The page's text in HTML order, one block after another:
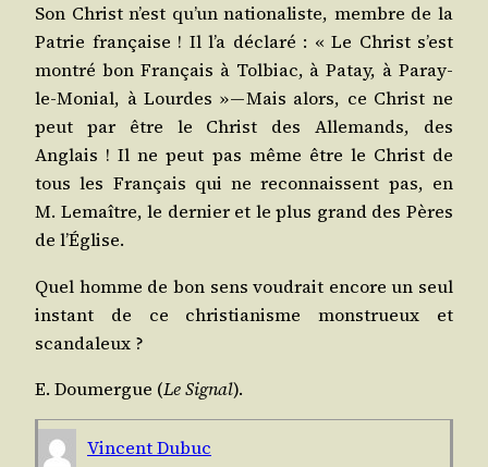
Son Christ n’est qu’un natio­na­liste, membre de la
Patrie fran­çaise ! Il l’a décla­ré : « Le Christ s’est
mon­tré bon Fran­çais à Tol­biac, à Patay, à Paray-
le-Monial, à Lourdes » — Mais alors, ce Christ ne
peut par être le Christ des Alle­mands, des
Anglais ! Il ne peut pas même être le Christ de
tous les Fran­çais qui ne recon­naissent pas, en
M. Lemaître, le der­nier et le plus grand des Pères
de l’Église.
Quel homme de bon sens vou­drait encore un seul
ins­tant de ce chris­tia­nisme mons­trueux et
scandaleux ?
E. Dou­mergue (Le Signal).
Vincent Dubuc